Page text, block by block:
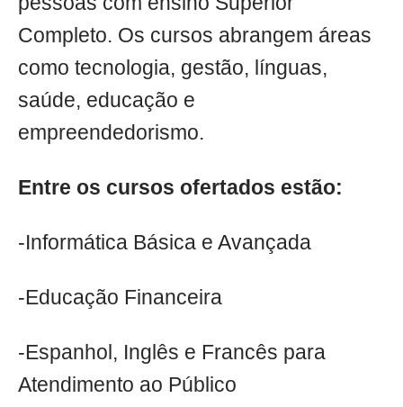
Completo. Os cursos abrangem áreas
como tecnologia, gestão, línguas,
saúde, educação e
empreendedorismo.
Entre os cursos ofertados estão:
-Informática Básica e Avançada
-Educação Financeira
-Espanhol, Inglês e Francês para
Atendimento ao Público